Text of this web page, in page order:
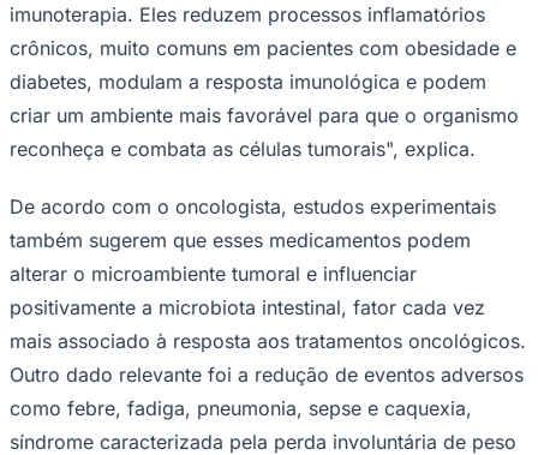
Palmeiras
imunoterapia. Eles reduzem processos inflamatórios
crônicos, muito comuns em pacientes com obesidade e
diabetes, modulam a resposta imunológica e podem
criar um ambiente mais favorável para que o organismo
reconheça e combata as células tumorais", explica.
De acordo com o oncologista, estudos experimentais
também sugerem que esses medicamentos podem
alterar o microambiente tumoral e influenciar
positivamente a microbiota intestinal, fator cada vez
mais associado à resposta aos tratamentos oncológicos.
Outro dado relevante foi a redução de eventos adversos
como febre, fadiga, pneumonia, sepse e caquexia,
síndrome caracterizada pela perda involuntária de peso